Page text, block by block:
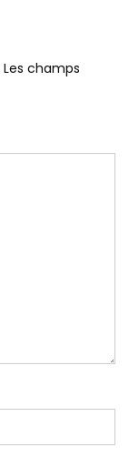
Les champs